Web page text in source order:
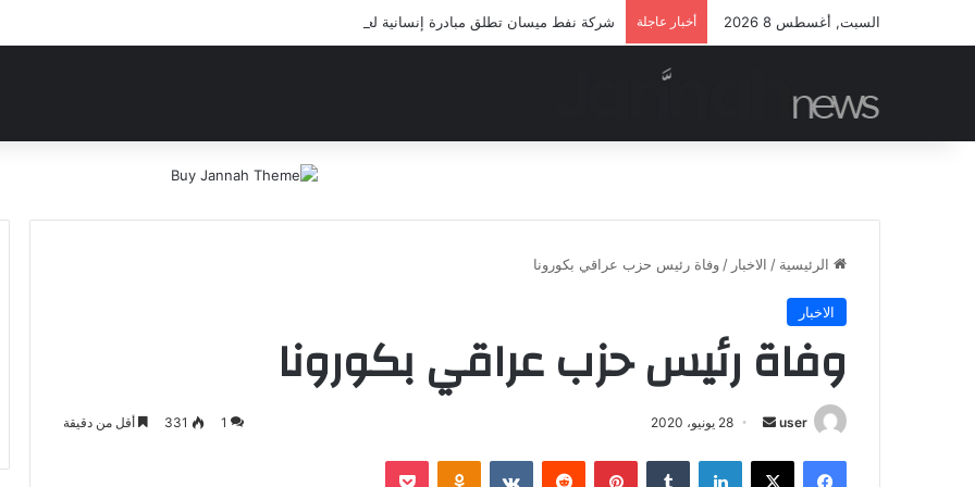
السبت, أغسطس 8 2026 أخبار عاجلة شركة نفط ميسان تطلق مبادرة إنسانية لعلاج أيتام مدرسة كافل اليتيم
الرئيسية / الاخبار / وفاة رئيس حزب عراقي بكورونا
الاخبار
وفاة رئيس حزب عراقي بكورونا
user
أرسل 28 يونيو، 2020 1
331 أقل من دقيقة
فيسبوك ‫X لينكدإن بينتيريست Odnoklassniki
‫Pocket